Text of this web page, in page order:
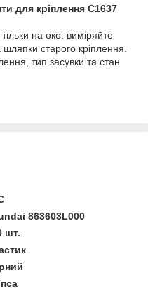
для кріплення C1637
на око: виміряйте
старого кріплення.
тип засувки та стан
863603L000
шт.